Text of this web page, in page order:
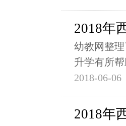
2018年
幼教网整
升学有所
2018-06-06
2018年